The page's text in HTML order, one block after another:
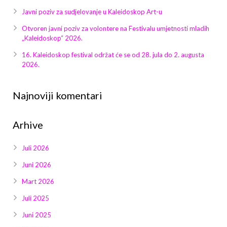
Galerija 2018
Galerija 2019
Galerija 2022
Galerija 2024
Galerija 2025
Javni poziv za sudjelovanje u Kaleidoskop Art-u
Otvoren javni poziv za volontere na Festivalu umjetnosti mladih
„Kaleidoskop“ 2026.
16. Kaleidoskop festival održat će se od 28. jula do 2. augusta
2026.
Najnoviji komentari
Arhive
Juli 2026
Juni 2026
Mart 2026
Juli 2025
Juni 2025